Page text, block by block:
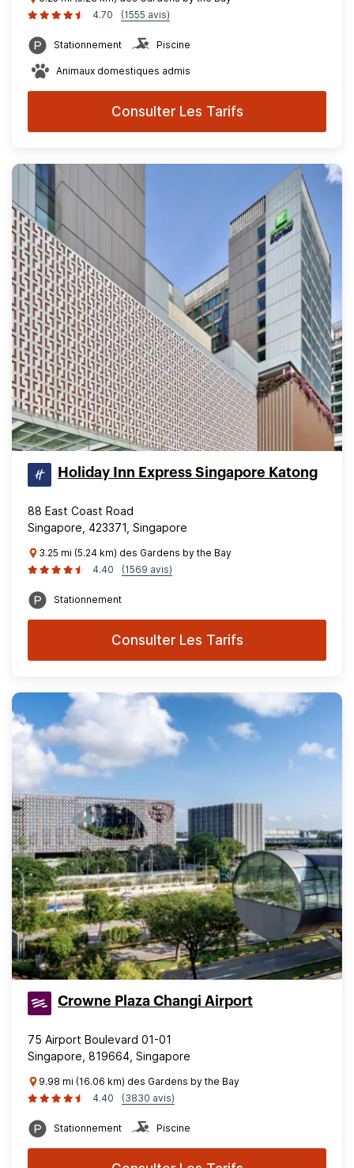
4.70
(1555 avis)
Stationnement Piscine
Animaux domestiques admis
Consulter Les Tarifs
Holiday Inn Express Singapore Katong
88 East Coast Road
Singapore, 423371, Singapore
3.25 mi (5.24 km) des Gardens by the Bay
4.40
(1569 avis)
Stationnement
Consulter Les Tarifs
Crowne Plaza Changi Airport
75 Airport Boulevard 01-01
Singapore, 819664, Singapore
9.98 mi (16.06 km) des Gardens by the Bay
4.40
(3830 avis)
Stationnement Piscine